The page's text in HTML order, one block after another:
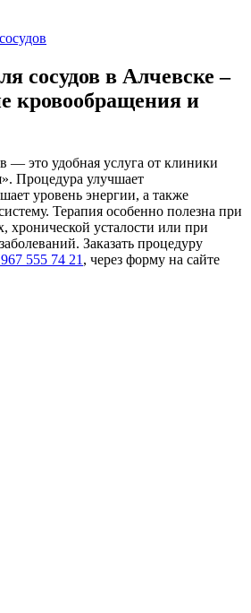
сосудов в Алчевске –
кровообращения и
— это удобная услуга от клиники
Процедура улучшает
уровень энергии, а также
Терапия особенно полезна при
хронической усталости или при
Заказать процедуру
555 74 21 , через форму на сайте